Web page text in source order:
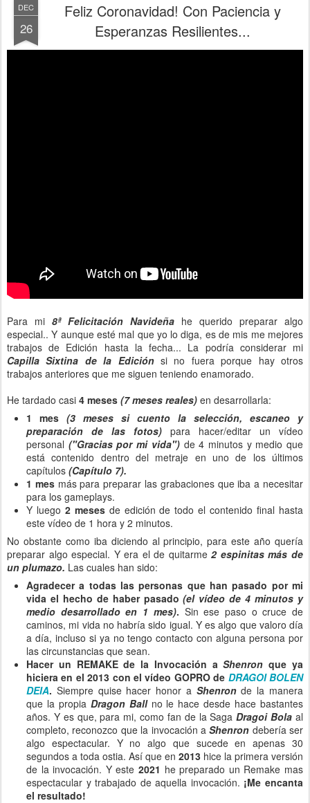
DEC
26
Feliz Coronavidad! Con Paciencia y
Esperanzas Resilientes...
Para mi 8ª Felicitación Navideña he querido preparar algo
especial.. Y aunque esté mal que yo lo diga, es de mis me mejores
trabajos de Edición hasta la fecha... La podría considerar mi
Capilla Sixtina de la Ediciónsi no fuera porque hay otros
trabajos anteriores que me siguen teniendo enamorado.
He tardado casi 4 meses (7 meses reales) en desarrollarla:
1 mes (3 meses si cuento la selección, escaneo y
preparación de las fotos) para hacer/editar un vídeo
personal ("Gracias por mi vida")de 4 minutos y medio que
está contenido dentro del metraje en uno de los últimos
capítulos (Capítulo 7).
1 mesmás para preparar las grabaciones que iba a necesitar
para los gameplays.
Y luego 2 mesesde edición de todo el contenido final hasta
este vídeo de 1 hora y 2 minutos.
No obstante como iba diciendo al principio, para este año quería
preparar algo especial. Y era el de quitarme2 espinitas más de
un plumazo. Las cuales han sido:
Agradecer a todas las personas que han pasado por mi
vida el hecho de haber pasado(el vídeo de 4 minutos y
medio desarrollado en 1 mes). Sin ese paso o cruce de
caminos, mi vida no habría sido igual. Y es algo que valoro día
a día, incluso si ya no tengo contacto con alguna persona por
las circunstancias que sean.
Hacer un REMAKE de la Invocación aShenronque ya
hiciera en el 2013 con el vídeo GOPRO de DRAGOI BOLEN
DEIA. Siempre quise hacer honor a Shenronde la manera
que la propia Dragon Ball no le hace desde hace bastantes
años. Y es que, para mi, como fan de la SagaDragoi Bolaal
completo, reconozco que la invocación aShenron debería ser
algo espectacular. Y no algo que sucede en apenas 30
segundos a toda ostia. Así que en 2013 hice la primera versión
de la invocación. Y este 2021 he preparado un Remake mas
espectacular y trabajado de aquella invocación. ¡Me encanta
el resultado!